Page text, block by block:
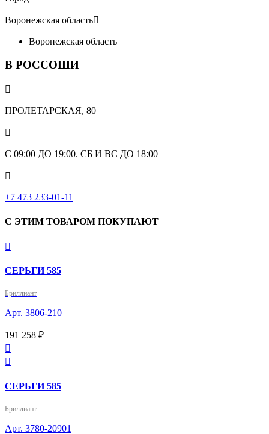
Воронежская область
Воронежская область
В РОССОШИ

ПРОЛЕТАРСКАЯ, 80

С 09:00 ДО 19:00. СБ И ВС ДО 18:00

+7 473 233-01-11
С ЭТИМ ТОВАРОМ ПОКУПАЮТ

СЕРЬГИ 585
Бриллиант
Арт. 3806-210
191 258 ₽


СЕРЬГИ 585
Бриллиант
Арт. 3780-20901